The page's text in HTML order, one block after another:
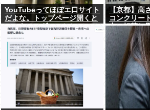
YouTubeってほぼエ口サイト
だよな。トップページ開くと
いつもチアダンスとかローア
ングルで撮影した街撮り動画
ばっか出てくるじゃん
【京都】高
コンクリー
中に転落し
の工場